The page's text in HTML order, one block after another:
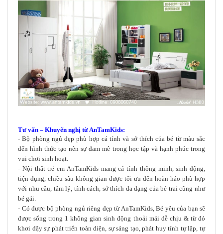
Tư vấn – Khuyến nghị từ AnTamKids:
- Bộ phòng ngủ đẹp phù hợp cá tính và sở thích của bé từ màu sắc
đến hình thức tạo nên sự đam mê trong học tập và hạnh phúc trong
vui chơi sinh hoạt.
- Nội thất trẻ em AnTamKids mang cá tính thông minh, sinh động,
tiện dụng, chiều sâu không gian được tối ưu đến hoàn hảo phù hợp
với nhu cầu, tâm lý, tính cách, sở thích đa dạng của bé trai cũng như
bé gái.
- Có được bộ phòng ngủ riêng đẹp từ AnTamKids, Bé yêu của bạn sẽ
được sống trong 1 không gian sinh động thoải mái dễ chịu & từ đó
khơi dậy sự phát triển toàn diện, sự sáng tạo, phát huy tính tự lập, tự